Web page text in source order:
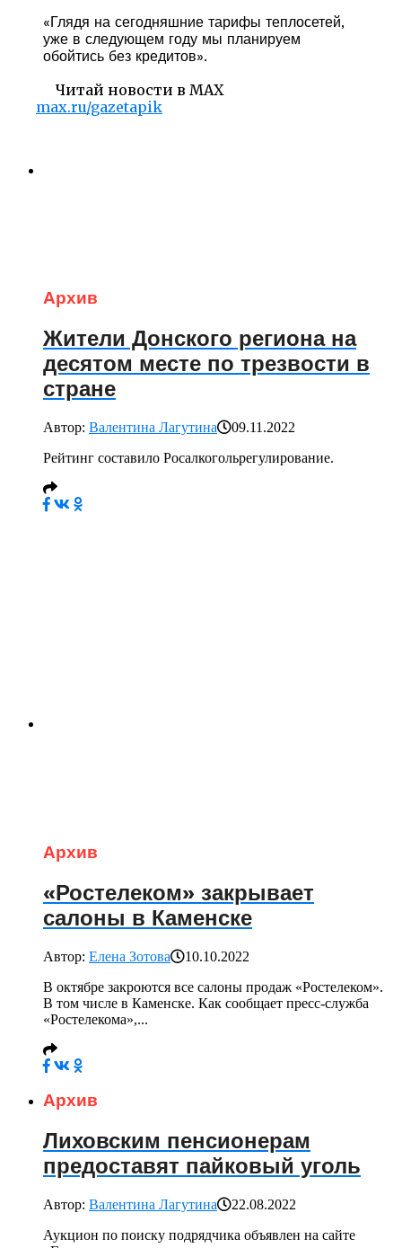
«Глядя на сегодняшние тарифы теплосетей,
уже в следующем году мы планируем
обойтись без кредитов».
Читай новости в MAX
max.ru/gazetapik
Архив
Жители Донского региона на
десятом месте по трезвости в
стране
Автор: Валентина Лагутина
09.11.2022
Рейтинг составило Росалкогольрегулирование.
Архив
«Ростелеком» закрывает
салоны в Каменске
Автор: Елена Зотова
10.10.2022
В октябре закроются все салоны продаж «Ростелеком».
В том числе в Каменске. Как сообщает пресс-служба
«Ростелекома»,...
Архив
Лиховским пенсионерам
предоставят пайковый уголь
Автор: Валентина Лагутина
22.08.2022
Аукцион по поиску подрядчика объявлен на сайте